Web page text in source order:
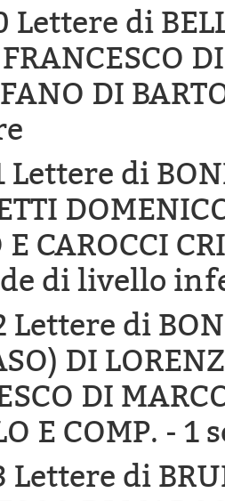
Lettere di
DI
Lettere di
CAROCCI
di livello
Lettere di
DI
DI
E COMP. - 1
Lettere di